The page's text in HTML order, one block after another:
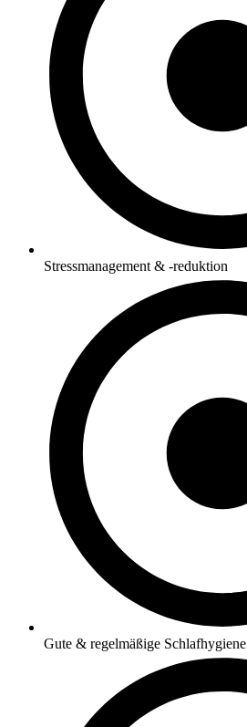
Stressmanagement & -reduktion
Gute & regelmäßige Schlafhygiene